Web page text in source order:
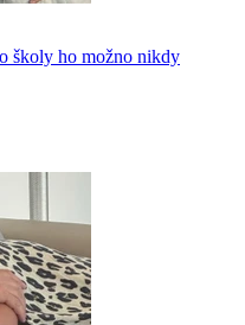
školy ho možno nikdy